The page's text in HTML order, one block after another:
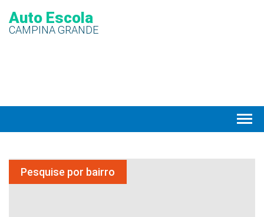
Auto Escola
CAMPINA GRANDE
Pesquise por bairro